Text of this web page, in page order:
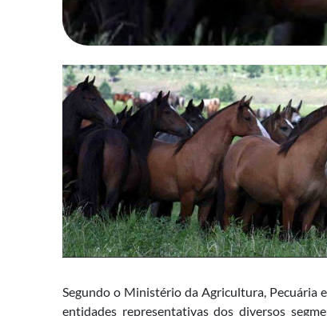
Segundo o Ministério da Agricultura, Pecuária
entidades representativas dos diversos